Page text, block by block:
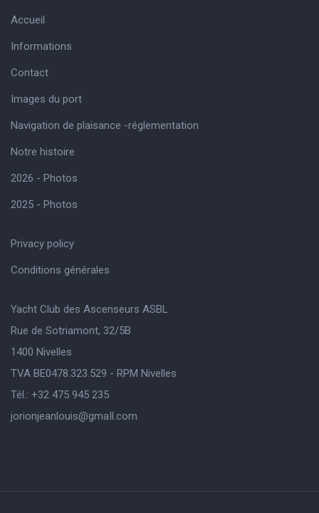
Accueil
Informations
Contact
Images du port
Navigation de plaisance -réglementation
Notre histoire
2026 - Photos
2025 - Photos
Privacy policy
Conditions générales
Yacht Club des Ascenseurs ASBL
Rue de Sotriamont, 32/5B
1400 Nivelles
TVA BE0478.323.529 - RPM Nivelles
Tél.: +32 475 945 235
jorionjeanlouis@gmaIl.com